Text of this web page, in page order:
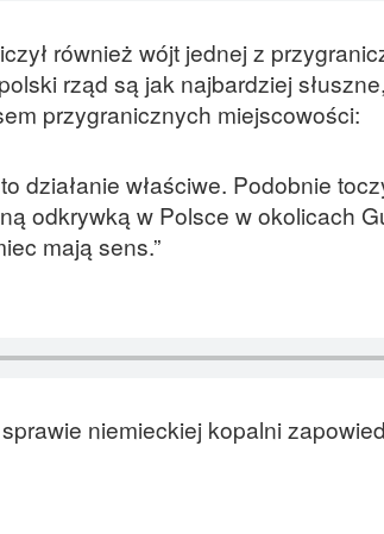
również wójt jednej z
rząd są jak najbardziej
przygranicznych miejscowości:
działanie właściwe. Podobnie
odkrywką w Polsce w okolicach
mają sens.”
niemieckiej kopalni